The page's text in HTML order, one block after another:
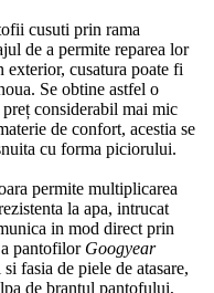
cusuti prin rama
de a permite reparea lor
cusatura poate fi
Se obtine astfel o
considerabil mai mic
de confort, acestia se
cu forma piciorului.
permite multiplicarea
la apa, intrucat
in mod direct prin
pantofilor Googyear
fasia de piele de atasare,
de brantul pantofului,